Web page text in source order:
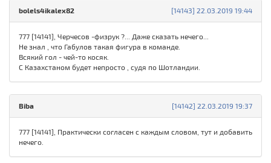
[14143] 22.03.2019 19:44
bolels4ikalex82
777 [14141], Черчесов -физрук ?... Даже сказать нечего...
Не знал , что Габулов такая фигура в команде.
Всякий гол - чей-то косяк.
С Казахстаном будет непросто , судя по Шотландии.
[14142] 22.03.2019 19:37
Biba
777 [14141], Практически согласен с каждым словом, тут и добавить
нечего.